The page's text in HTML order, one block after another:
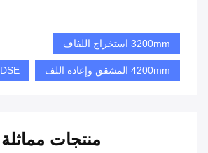
3200mm استخراج اللفاف
4200mm المشقق وإعادة اللف DSE استخراج اللفاف
منتجات مماثلة